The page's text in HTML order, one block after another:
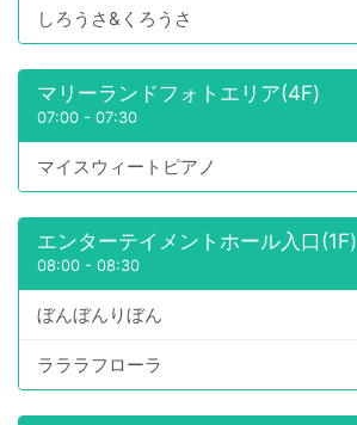
しろうさ&くろうさ
マリーランドフォトエリア(4F)
07:00 - 07:30
マイスウィートピアノ
エンターテイメントホール入口(1F)
08:00 - 08:30
ぼんぼんりぼん
ラララフローラ